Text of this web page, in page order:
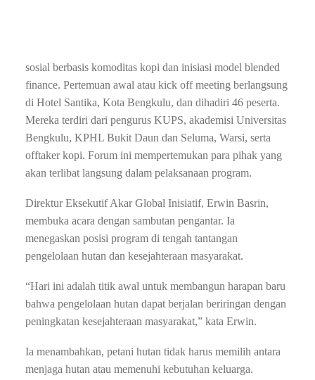
sosial berbasis komoditas kopi dan inisiasi model blended
finance. Pertemuan awal atau kick off meeting berlangsung
di Hotel Santika, Kota Bengkulu, dan dihadiri 46 peserta.
Mereka terdiri dari pengurus KUPS, akademisi Universitas
Bengkulu, KPHL Bukit Daun dan Seluma, Warsi, serta
offtaker kopi. Forum ini mempertemukan para pihak yang
akan terlibat langsung dalam pelaksanaan program.
Direktur EksekutifAkar Global Inisiatif, Erwin Basrin,
membuka acara dengan sambutan pengantar. Ia
menegaskan posisi program di tengah tantangan
pengelolaan hutan dan kesejahteraan masyarakat.
“Hari ini adalah titik awal untuk membangun harapan baru
bahwa pengelolaan hutan dapat berjalan beriringan dengan
peningkatan kesejahteraan masyarakat,” kata Erwin.
Ia menambahkan, petani hutan tidak harus memilih antara
menjaga hutan atau memenuhi kebutuhan keluarga.